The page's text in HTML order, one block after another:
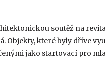
soutěž na
Objekty, které byly dříve
jako startovací pro